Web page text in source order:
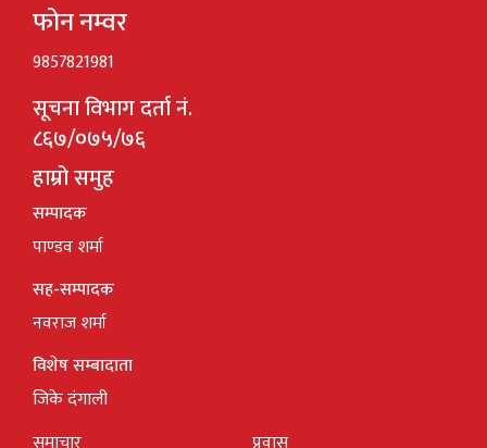
फोन नम्वर
9857821981
सूचना विभाग दर्ता नं.
८६७/०७५/७६
हाम्रो समुह
सम्पादक
पाण्डव शर्मा
सह-सम्पादक
नवराज शर्मा
विशेष सम्बादाता
जिके दंगाली